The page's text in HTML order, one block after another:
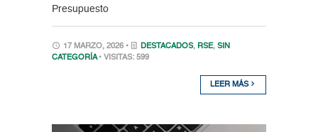
Presupuesto
17 MARZO, 2026 • DESTACADOS, RSE, SIN
CATEGORÍA • VISITAS: 599
LEER MÁS